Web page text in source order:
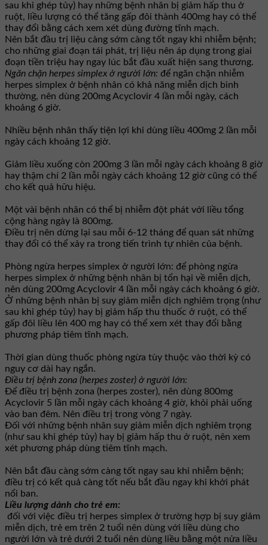
sau khi ghép tủy) hay những bệnh nhân bị giảm hấp thu ở
ruột, liều lượng có thể tăng gấp đôi thành 400mg hay có thể
thay đổi bằng cách xem xét dùng đường tĩnh mạch.
Nên bắt đầu trị liệu càng sớm càng tốt ngay khi nhiễm bệnh;
cho những giai đoạn tái phát, trị liệu nên áp dụng trong giai
đoạn tiền triệu hay ngay lúc bắt đầu xuất hiện sang thương.
Ngăn chặn herpes simplex ở người lớn: để ngăn chặn nhiễm
herpes simplex ở bệnh nhân có khả năng miễn dịch bình
thường, nên dùng 200mg Acyclovir 4 lần mỗi ngày, cách
khoảng 6 giờ.
Nhiều bệnh nhân thấy tiện lợi khi dùng liều 400mg 2 lần mỗi
ngày cách khoảng 12 giờ.
Giảm liều xuống còn 200mg 3 lần mỗi ngày cách khoảng 8 giờ
hay thậm chí 2 lần mỗi ngày cách khoảng 12 giờ cũng có thể
cho kết quả hữu hiệu.
Một vài bệnh nhân có thể bị nhiễm đột phát với liều tổng
cộng hàng ngày là 800mg.
Ðiều trị nên dừng lại sau mỗi 6-12 tháng để quan sát những
thay đổi có thể xảy ra trong tiến trình tự nhiên của bệnh.
Phòng ngừa herpes simplex ở người lớn: để phòng ngừa
herpes simplex ở những bệnh nhân bị tổn hại về miễn dịch,
nên dùng 200mg Acyclovir 4 lần mỗi ngày cách khoảng 6 giờ.
Ở những bệnh nhân bị suy giảm miễn dịch nghiêm trọng (như
sau khi ghép tủy) hay bị giảm hấp thu thuốc ở ruột, có thể
gấp đôi liều lên 400 mg hay có thể xem xét thay đổi bằng
phương pháp tiêm tĩnh mạch.
Thời gian dùng thuốc phòng ngừa tùy thuộc vào thời kỳ có
nguy cơ dài hay ngắn.
Ðiều trị bệnh zona (herpes zoster) ở người lớn:
Để điều trị bệnh zona (herpes zoster), nên dùng 800mg
Acyclovir 5 lần mỗi ngày cách khoảng 4 giờ, khỏi phải uống
vào ban đêm. Nên điều trị trong vòng 7 ngày.
Ðối với những bệnh nhân suy giảm miễn dịch nghiêm trọng
(như sau khi ghép tủy) hay bị giảm hấp thu ở ruột, nên xem
xét phương pháp dùng tiêm tĩnh mạch.
Nên bắt đầu càng sớm càng tốt ngay sau khi nhiễm bệnh;
điều trị có kết quả càng tốt nếu bắt đầu ngay khi khởi phát
nổi ban.
Liều lượng dành cho trẻ em:
đối với việc điều trị herpes simplex ở trường hợp bị suy giảm
miễn dịch, trẻ em trên 2 tuổi nên dùng với liều dùng cho
người lớn và trẻ dưới 2 tuổi nên dùng liều bằng một nửa liều